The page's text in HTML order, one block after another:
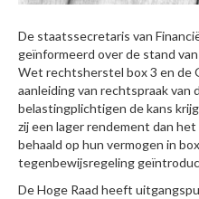
De staatssecretaris van
geïnformeerd over de stand
Wet rechtsherstel box 3 en de
aanleiding van rechtspraak van
belastingplichtigen de kans
zij een lager rendement dan
behaald op hun vermogen in
tegenbewijsregeling
De Hoge Raad heeft